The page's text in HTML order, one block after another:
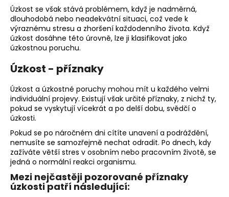
Úzkost se však stává problémem, když je nadměrná,
dlouhodobá nebo neadekvátní situaci, což vede k
výraznému stresu a zhoršení každodenního života. Když
úzkost dosáhne této úrovně, lze ji klasifikovat jako
úzkostnou poruchu.
Úzkost - příznaky
Úzkost a úzkostné poruchy mohou mít u každého velmi
individuální projevy. Existují však určité příznaky, z nichž ty,
pokud se vyskytují vícekrát a po delší dobu, svědčí o
úzkosti.
Pokud se po náročném dni cítíte unavení a podráždění,
nemusíte se samozřejmě nechat odradit. Po dnech, kdy
zažíváte větší stres v osobním nebo pracovním životě, se
jedná o normální reakci organismu.
Mezi nejčastěji pozorované příznaky
úzkosti patří následující:
SKIN79
SUN
MOIST
COOL
WATERPROOF
OPALOVACÍ
KRÉM
FORMĚ
TYČINKY
SPF
50+,
23
G,
EXP.
31/01/2026
104
Kč
Původně:
379